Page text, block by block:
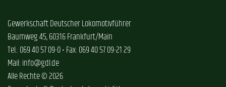
Gewerkschaft Deutscher Lokomotivführer
Baumweg 45, 60316 Frankfurt/Main
Tel.: 069 40 57 09-0 • Fax: 069 40 57 09-21 29
Mail: info@gdl.de
Alle Rechte © 2026